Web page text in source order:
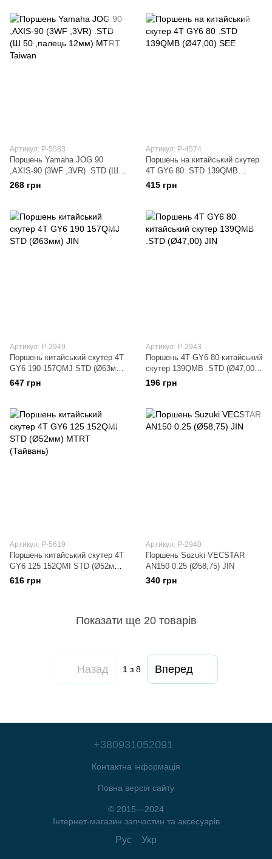
Артикул: P-5583
Поршень Yamaha JOG 90
,AXIS-90 (3WF ,3VR) .STD (Ш
50 ,палець 12мм) MTRT Taiwan
268 грн
Артикул: P-4574
Поршень на китайський скутер
4T GY6 80 .STD 139QMB
(Ø47,00) SEE
415 грн
Артикул: P-2949
Поршень китайський скутер 4T
GY6 190 157QMJ STD (Ø63мм)
JIN
647 грн
Артикул: P-2943
Поршень 4T GY6 80 китайський
скутер 139QMB .STD (Ø47,00)
JIN
196 грн
Артикул: P-5619
Поршень китайський скутер 4T
GY6 125 152QMI STD (Ø52мм)
MTRT (Тайвань)
616 грн
Артикул: P-2940
Поршень Suzuki VECSTAR
AN150 0.25 (Ø58,75) JIN
340 грн
Показати ще 20 товарів
Назад 1 з 8 Вперед
+380931052091
Контактна інформація
Повна версія сайту
© 2015—2024
Інтернет-магазин запчастин та аксесуарів
Рус Укр